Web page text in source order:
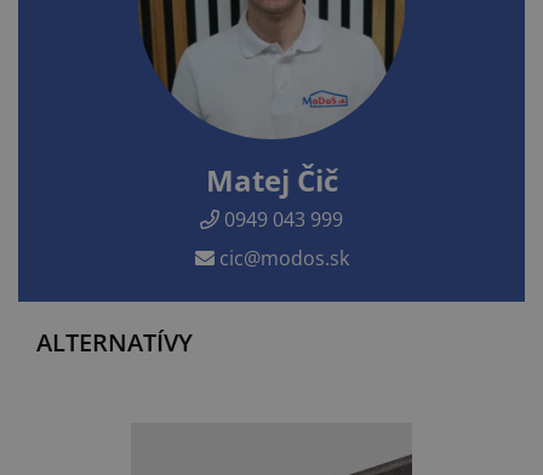
Matej Čič
0949 043 999
cic@modos.sk
ALTERNATÍVY